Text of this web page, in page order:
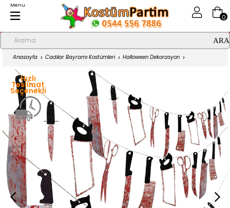
0
Menu
Anasayfa Cadılar Bayramı Kostümleri Halloween Dekorasyon
Hızlı
Teslimat
Seçenekli